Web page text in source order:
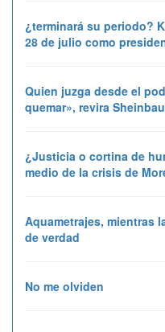
¿terminará su periodo?
28 de julio como
Quien juzga desde el
quemar», revira
¿Justicia o cortina de
medio de la crisis de
Aquametrajes, mientras
de verdad
No me olviden